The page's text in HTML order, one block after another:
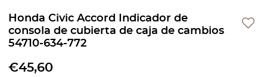
Honda Civic Accord Indicador de
consola de cubierta de caja de cambios
54710-634-772
€45,60